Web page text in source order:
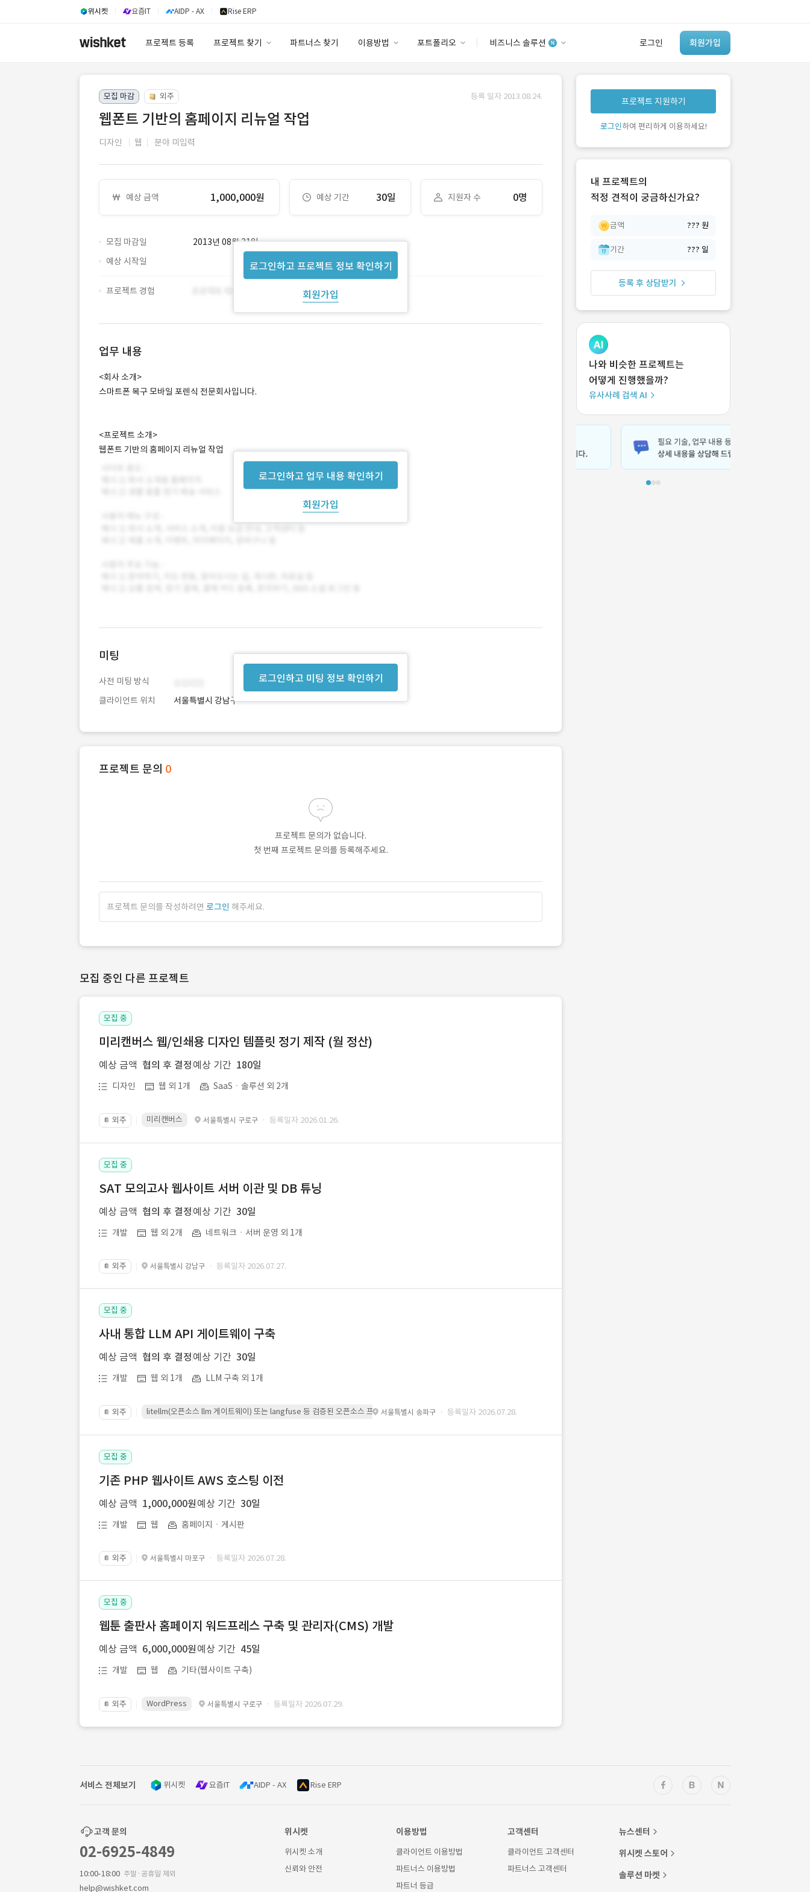
위시켓 요즘IT AIDP - AX Rise ERP
프로젝트 등록 프로젝트 찾기 파트너스 찾기 이용방법 포트폴리오 비즈니스 솔루션 로그인 회원가입
안심 코드 케어
유사사례 검색 AI
‘이런 거’ 만들어본
개발 회사 있어?
모집 마감 외주 등록 일자 2013.08.24.
웹폰트 기반의 홈페이지 리뉴얼 작업
디자인 웹 분야 미입력
예상 금액 1,000,000원 예상 기간 30일 지원자 수 0명
모집 마감일 2013년 08월 31일
로그인하고 프로젝트 정보 확인하기
회원가입
예상 시작일
프로젝트 경험
업무 내용
로그인하고 업무 내용 확인하기
회원가입
<회사 소개>
스마트폰 복구 모바일 포렌식 전문회사입니다.
<프로젝트 소개>
웹폰트 기반의 홈페이지 리뉴얼 작업
로그인하고 미팅 정보 확인하기
미팅
사전 미팅 방식
클라이언트 위치
서울특별시 강남구
프로젝트 문의 0
프로젝트 문의가 없습니다.
첫 번째 프로젝트 문의를 등록해주세요.
프로젝트 문의를 작성하려면 로그인 해주세요.
모집 중인 다른 프로젝트
모집 중
미리캔버스 웹/인쇄용 디자인 템플릿 정기 제작 (월 정산)
예상 금액 협의 후 결정 예상 기간 180일
디자인 웹 외 1개 SaaSㆍ솔루션 외 2개
📔 외주 미리캔버스 서울특별시 구로구 · 등록일자 2026.01.26.
모집 중
SAT 모의고사 웹사이트 서버 이관 및 DB 튜닝
예상 금액 협의 후 결정 예상 기간 30일
개발 웹 외 2개 네트워크ㆍ서버 운영 외 1개
📔 외주 서울특별시 강남구 · 등록일자 2026.07.27.
모집 중
사내 통합 LLM API 게이트웨이 구축
예상 금액 협의 후 결정 예상 기간 30일
개발 웹 외 1개 LLM 구축 외 1개
📔 외주 litellm(오픈소스 llm 게이트웨이) 또는 langfuse 등 검증된 오픈소스 프레임워크를 기반으로 시스템을 구축
서울특별시 송파구 · 등록일자 2026.07.28.
모집 중
기존 PHP 웹사이트 AWS 호스팅 이전
예상 금액 1,000,000원 예상 기간 30일
개발 웹 홈페이지ㆍ게시판
📔 외주 서울특별시 마포구 · 등록일자 2026.07.28.
모집 중
웹툰 출판사 홈페이지 워드프레스 구축 및 관리자(CMS) 개발
예상 금액 6,000,000원 예상 기간 45일
개발 웹 기타(웹사이트 구축)
📔 외주 WordPress 서울특별시 구로구 · 등록일자 2026.07.29.
프로젝트 지원하기
로그인하여 편리하게 이용하세요!
내 프로젝트의
적정 견적이 궁금하신가요?
금액 ??? 원
기간 ??? 일
등록 후 상담받기
나와 비슷한 프로젝트는
어떻게 진행했을까?
유사사례 검색 AI
서비스 전체보기 위시켓 요즘IT AIDP - AX Rise ERP
고객 문의
02-6925-4849
10:00-18:00 주말·공휴일 제외
help@wishket.com
위시켓
위시켓 소개
신뢰와 안전
이용방법
클라이언트 이용방법
파트너스 이용방법
파트너 등급
고객센터
클라이언트 고객센터
파트너스 고객센터
뉴스센터
위시켓 스토어
솔루션 마켓